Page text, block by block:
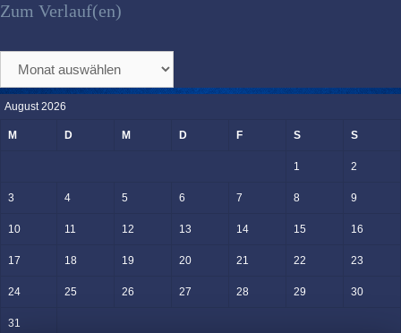
Zum Verlauf(en)
Verlauf(en)
August 2026
M D M D F S S
1 2
3 4 5 6 7 8 9
10 11 12 13 14 15 16
17 18 19 20 21 22 23
24 25 26 27 28 29 30
31